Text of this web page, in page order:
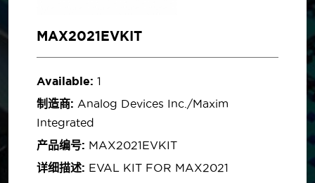
MAX2021EVKIT
Available: 1
制造商: Analog Devices Inc./Maxim
Integrated
产品编号: MAX2021EVKIT
详细描述: EVAL KIT FOR MAX2021